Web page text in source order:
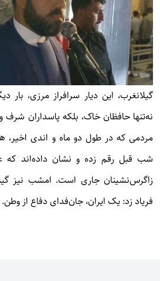
گیلانغرب، این دیار سرافراز مرزی،
نه‌تنها حافظان خاک، بلکه پاسداران شرف
مردمی که در طول دو ماه و اندی
شب قبل رقم زده و نشان داده‌اند
زاگرس‌نشینان جاری است. امشب نیز
فریاد زد: یک ایران، جان‌فدای دفاع از وطن.